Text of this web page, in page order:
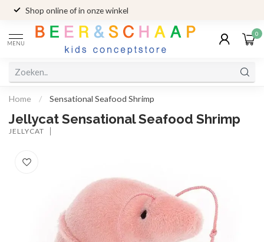
Shop online of in onze winkel
MENU
0
Home / Sensational Seafood Shrimp
Jellycat Sensational Seafood Shrimp
JELLYCAT